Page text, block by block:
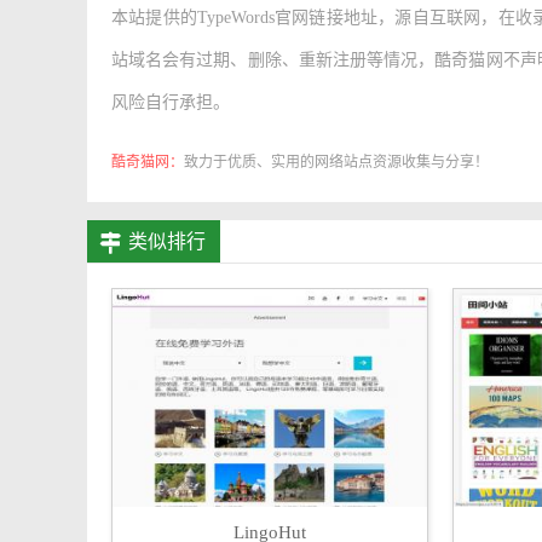
本站提供的TypeWords官网链接地址，源自互联网，在收
站域名会有过期、删除、重新注册等情况，酷奇猫网不
风险自行承担。
酷奇猫网： 致力于优质、实用的网络站点资源收集与分享！
类似排行
LingoHut